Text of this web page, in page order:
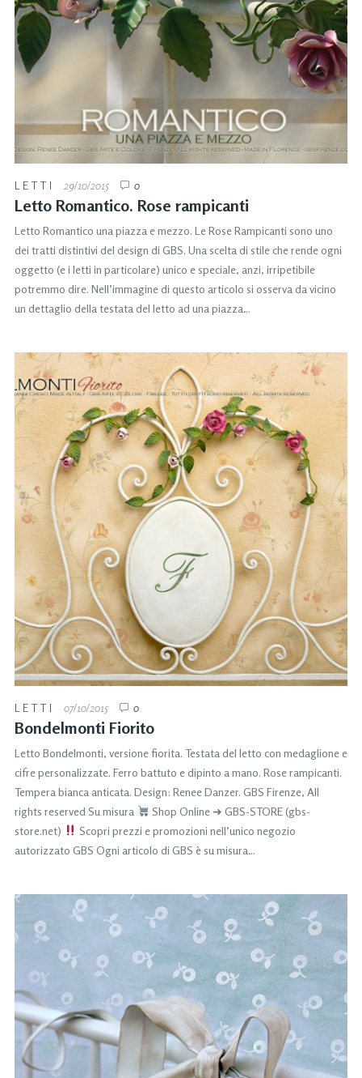
LETTI 29/10/2015 0
Letto Romantico. Rose rampicanti
Letto Romantico una piazza e mezzo. Le Rose Rampicanti sono uno
dei tratti distintivi del design di GBS. Una scelta di stile che rende ogni
oggetto (e i letti in particolare) unico e speciale, anzi, irripetibile
potremmo dire. Nell’immagine di questo articolo si osserva da vicino
un dettaglio della testata del letto ad una piazza…
LETTI 07/10/2015 0
Bondelmonti Fiorito
Letto Bondelmonti, versione fiorita. Testata del letto con medaglione e
cifre personalizzate. Ferro battuto e dipinto a mano. Rose rampicanti.
Tempera bianca anticata. Design: Renee Danzer. GBS Firenze, All
rights reserved Su misura
Shop Online ➜ GBS-STORE (gbs-
store.net)
Scopri prezzi e promozioni nell’unico negozio
autorizzato GBS Ogni articolo di GBS è su misura…